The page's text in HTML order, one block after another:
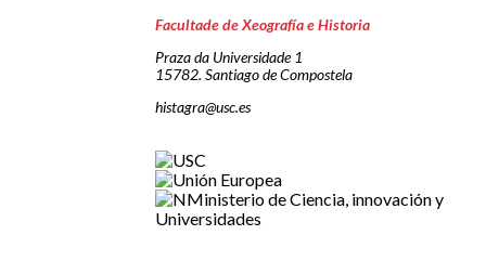
Facultade de Xeografía e Historia
Praza da Universidade 1
15782. Santiago de Compostela
histagra@usc.es